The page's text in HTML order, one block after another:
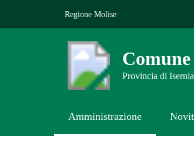
Regione Molise
Provincia di Isernia
Amministrazione